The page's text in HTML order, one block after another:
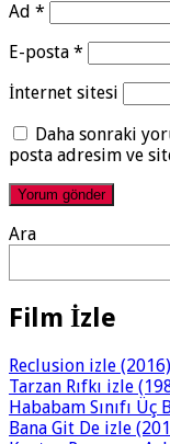
Ad *
E-posta *
İnternet sitesi
Daha sonraki
posta adresim ve
Ara
Film İzle
Reclusion izle (2016)
Tarzan Rıfkı izle
Hababam Sınıfı
Bana Git De izle